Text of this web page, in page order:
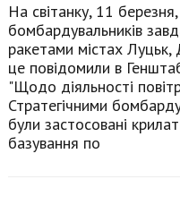
На світанку, 11
бомбардувальників
ракетами містах Луцьк,
це повідомили в
"Щодо діяльності
Стратегічними
були застосовані
базування по